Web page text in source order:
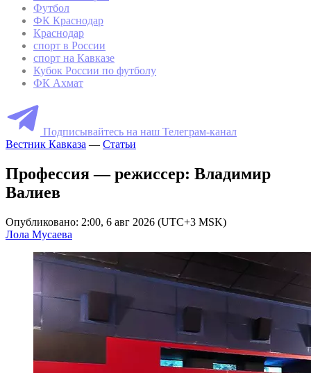
Футбол
ФК Краснодар
Краснодар
спорт в России
спорт на Кавказе
Кубок России по футболу
ФК Ахмат
Подписывайтесь на наш Телеграм-канал
Вестник Кавказа — Статьи
Профессия — режиссер: Владимир
Валиев
Опубликовано: 2:00, 6 авг 2026 (UTC+3 MSK)
Лола Мусаева